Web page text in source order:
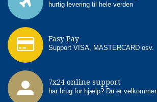
hurtig levering til hele verden
Easy Pay
Support VISA, MASTERCARD osv.
7x24 online support
har brug for hjælp? Du er